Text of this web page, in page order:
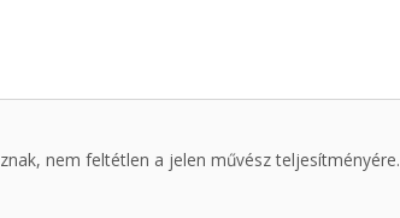
nem feltétlen a jelen művész teljesítményére.